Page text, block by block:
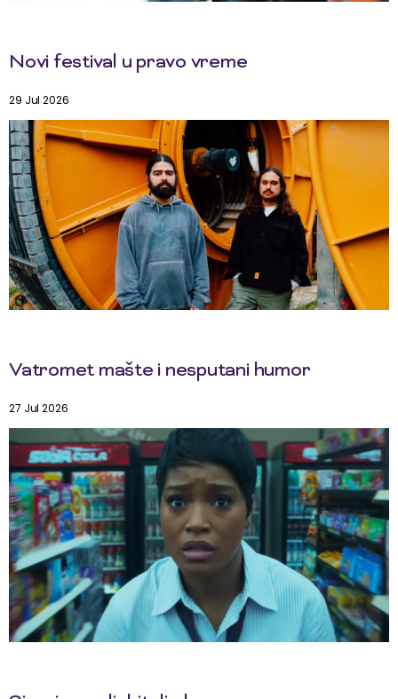
Novi festival u pravo vreme
29 Jul 2026
Vatromet mašte i nesputani humor
27 Jul 2026